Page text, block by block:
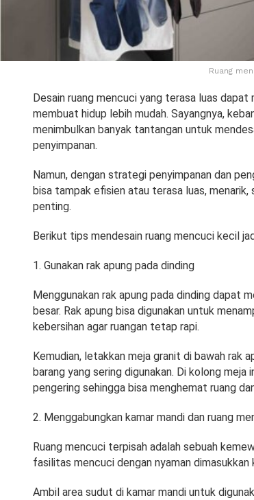
Ruang
Desain ruang mencuci yang terasa luas
membuat hidup lebih mudah. Sayangnya,
menimbulkan banyak tantangan untuk
penyimpanan.
Namun, dengan strategi penyimpanan dan
bisa tampak efisien atau terasa luas,
penting.
Berikut tips mendesain ruang mencuci kecil
Gunakan rak apung pada dinding
Menggunakan rak apung pada dinding dapat
besar. Rak apung bisa digunakan untuk
kebersihan agar ruangan tetap rapi.
Kemudian, letakkan meja granit di bawah rak
barang yang sering digunakan. Di kolong
pengering sehingga bisa menghemat ruang
Menggabungkan kamar mandi dan ruang
Ruang mencuci terpisah adalah sebuah
fasilitas mencuci dengan nyaman
Ambil area sudut di kamar mandi untuk